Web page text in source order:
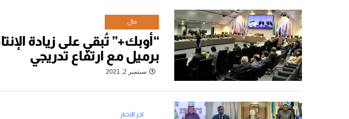
مال
برميل مع ارتفاع تدريجي
سبتمبر 2, 2021
اخر الاخبار